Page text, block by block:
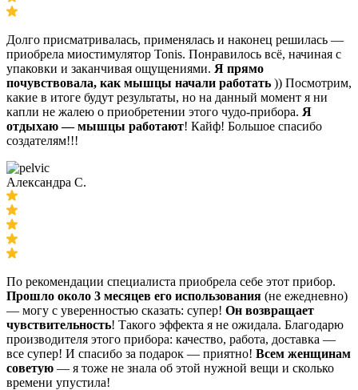
Долго присматривалась, применялась и наконец решилась —
приобрела миостимулятор Tonis. Понравилось всё, начиная с
упаковки и заканчивая ощущениями. Я прямо
почувствовала, как мышцы начали работать )) Посмотрим,
какие в итоге будут результаты, но на данный момент я ни
капли не жалею о приобретении этого чудо-прибора. Я
отдыхаю — мышцы работают! Кайф! Большое спасибо
создателям!!!
Александра С.
По рекомендации специалиста приобрела себе этот прибор.
Прошло около 3 месяцев его использования (не ежедневно)
— могу с уверенностью сказать: супер! Он возвращает
чувствительность! Такого эффекта я не ожидала. Благодарю
производителя этого прибора: качество, работа, доставка —
все супер! И спасибо за подарок — приятно! Всем женщинам
советую — я тоже не знала об этой нужной вещи и сколько
времени упустила!